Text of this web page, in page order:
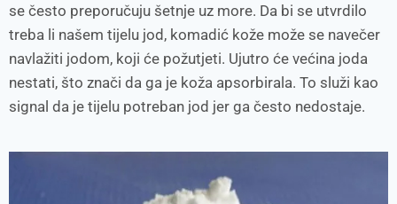
se često preporučuju šetnje uz more. Da bi se utvrdilo
treba li našem tijelu jod, komadić kože može se navečer
navlažiti jodom, koji će požutjeti. Ujutro će većina joda
nestati, što znači da ga je koža apsorbirala. To služi kao
signal da je tijelu potreban jod jer ga često nedostaje.